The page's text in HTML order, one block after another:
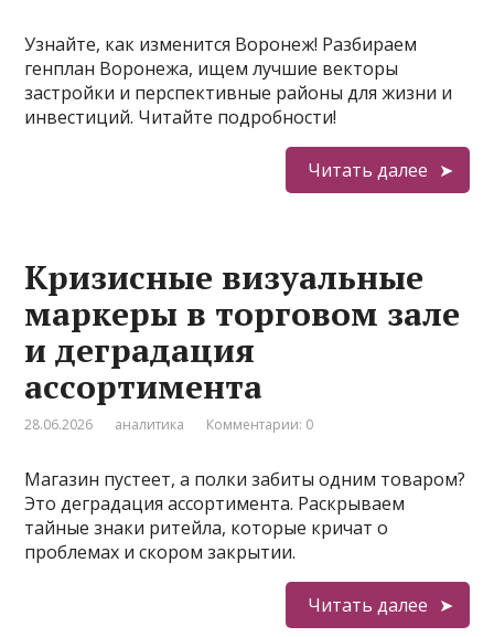
Узнайте, как изменится Воронеж! Разбираем
генплан Воронежа, ищем лучшие векторы
застройки и перспективные районы для жизни и
инвестиций. Читайте подробности!
Читать далее
Кризисные визуальные
маркеры в торговом зале
и деградация
ассортимента
28.06.2026 аналитика Комментарии: 0
Магазин пустеет, а полки забиты одним товаром?
Это деградация ассортимента. Раскрываем
тайные знаки ритейла, которые кричат о
проблемах и скором закрытии.
Читать далее